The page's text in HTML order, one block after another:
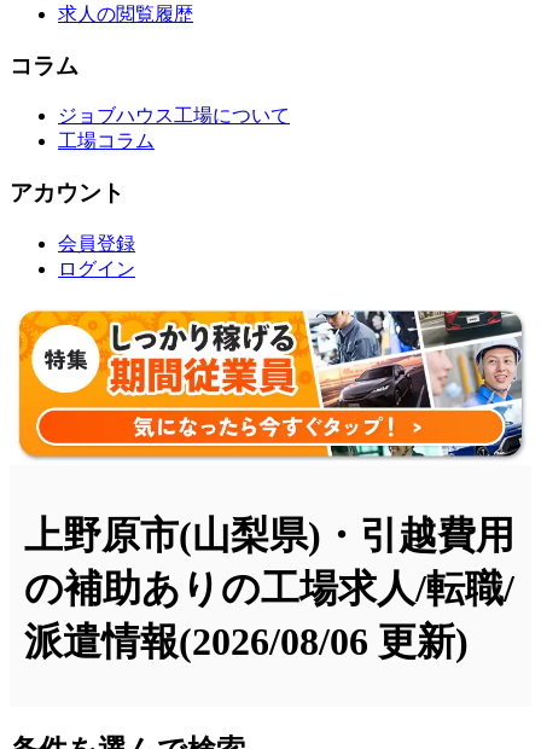
求人の閲覧履歴
コラム
ジョブハウス工場について
工場コラム
アカウント
会員登録
ログイン
上野原市(山梨県)・引越費用
の補助ありの工場求人/転職/
派遣情報(2026/08/06 更新)